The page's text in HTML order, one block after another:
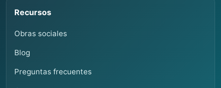
Recursos
Obras sociales
Blog
Preguntas frecuentes